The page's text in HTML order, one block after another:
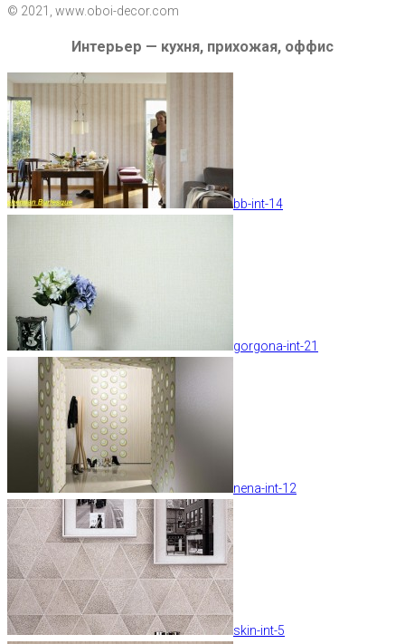
© 2021, www.oboi-decor.com
Интерьер — кухня, прихожая, оффис
bb-int-14
gorgona-int-21
nena-int-12
skin-int-5